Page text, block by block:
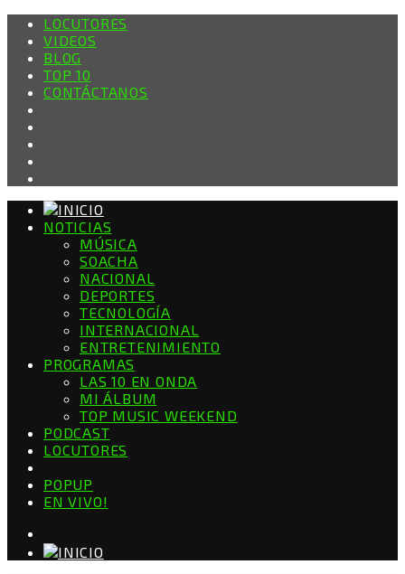
LOCUTORES
VIDEOS
BLOG
TOP 10
CONTÁCTANOS
NOTICIAS
MÚSICA
SOACHA
NACIONAL
DEPORTES
TECNOLOGÍA
INTERNACIONAL
ENTRETENIMIENTO
PROGRAMAS
LAS 10 EN ONDA
MI ÁLBUM
TOP MUSIC WEEKEND
PODCAST
LOCUTORES
POPUP
EN VIVO!